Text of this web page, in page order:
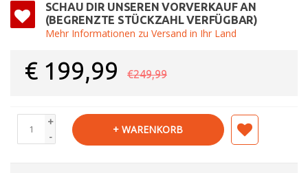
SCHAU DIR UNSEREN VORVERKAUF AN
(BEGRENZTE STÜCKZAHL VERFÜGBAR)
Mehr Informationen zu Versand in Ihr Land
€ 199,99 €249,99
+
-
+ WARENKORB